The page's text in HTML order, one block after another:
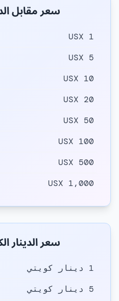
سعر مقابل
1 USX
5 USX
10 USX
20 USX
50 USX
100 USX
500 USX
1,000 USX
سعر الدينار
1 دينار كويتي
5 دينار كويتي